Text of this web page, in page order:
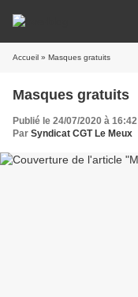
Accueil » Masques gratuits
Masques gratuits
Publié le 24/07/2020 à 16:42
Par Syndicat CGT Le Meux